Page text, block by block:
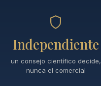
Independiente
un consejo científico decide,
nunca el comercial